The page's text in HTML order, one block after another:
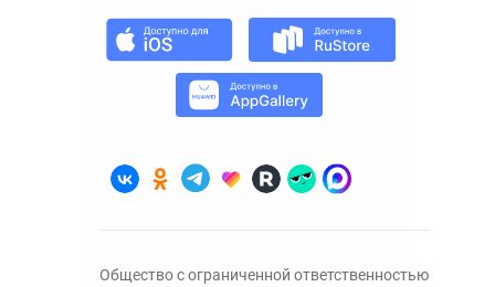
Общество с ограниченной ответственностью